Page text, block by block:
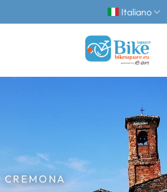
Italiano
CREMONA